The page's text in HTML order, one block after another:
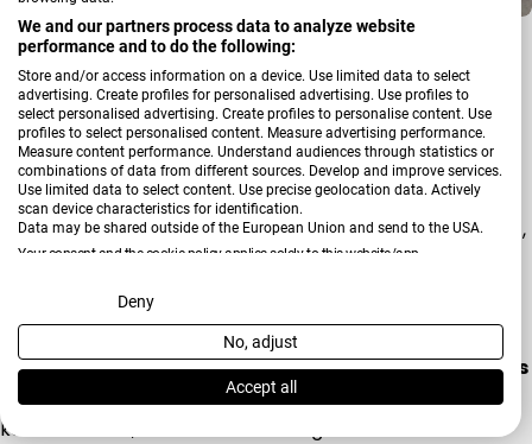
We and our partners process data to analyze website
performance and to do the following:
Store and/or access information on a device. Use limited data to select
advertising. Create profiles for personalised advertising. Use profiles to
select personalised advertising. Create profiles to personalise content. Use
profiles to select personalised content. Measure advertising performance.
Measure content performance. Understand audiences through statistics or
combinations of data from different sources. Develop and improve services.
Use limited data to select content. Use precise geolocation data. Actively
scan device characteristics for identification.
Data may be shared outside of the European Union and send to the USA.
Your consent and the cookie policy applies solely to this website/app.
View Partner List (2 IAB Vendors)
We use your data for the following purposes:
IAB processing purposes:
Deny
No, adjust
Accept all
Garantiert günstig.
Du hast Dein Lieblingsmöbel gefunden, möchtest aber
sicher sein, dass der Preis wirklich passt? Mit unserer
Bestpreisgarantiekaufst Du bei HARDECK mit einem
guten Gefühl, denn Du musst Dirkeine Sorgen machen ,
später ein besseres Angebot zu entdecken.
Findest Du Deinen gekauften Wunschartikel innerhalb
von 30 Tagen bei einem stationären Mitbewerber
günstiger, prüfen wir das Angebot undpassen den Preis
für Dich an.* So kannst Du Dich ganz auf das
konzentrieren, worum es wirklich geht: Dein neues